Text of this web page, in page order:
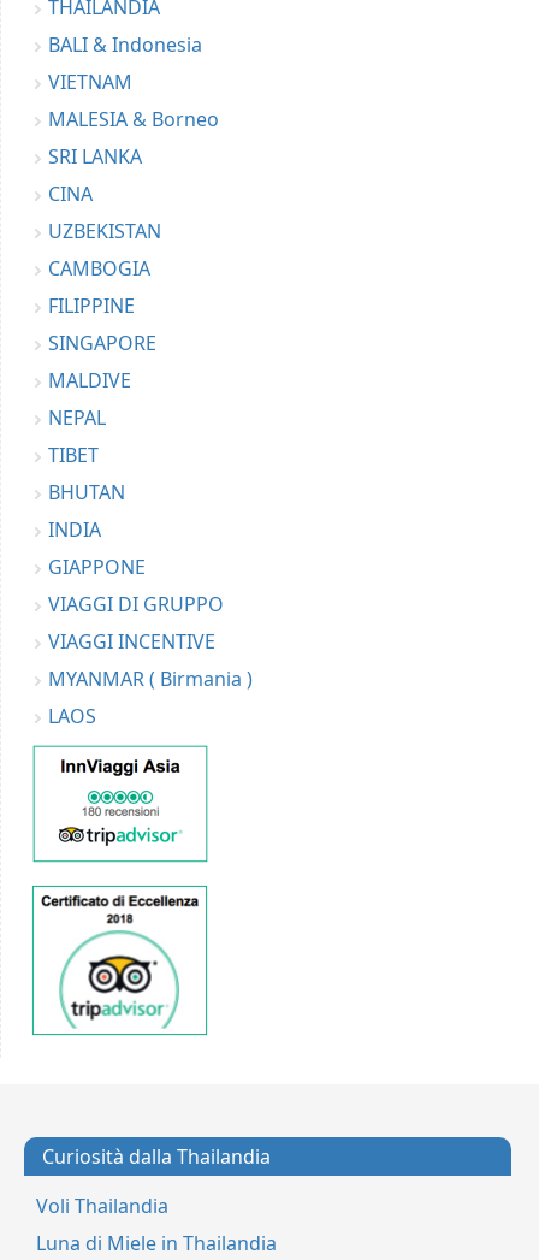
THAILANDIA
BALI & Indonesia
VIETNAM
MALESIA & Borneo
SRI LANKA
CINA
UZBEKISTAN
CAMBOGIA
FILIPPINE
SINGAPORE
MALDIVE
NEPAL
TIBET
BHUTAN
INDIA
GIAPPONE
VIAGGI DI GRUPPO
VIAGGI INCENTIVE
MYANMAR ( Birmania )
LAOS
Curiosità dalla Thailandia
Voli Thailandia
Luna di Miele in Thailandia